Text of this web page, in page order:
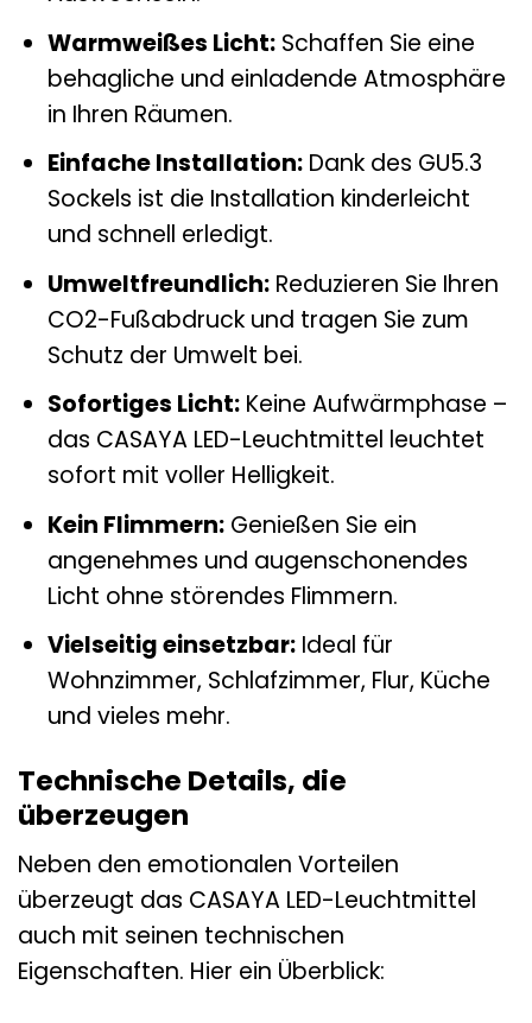
Warmweißes Licht:Schaffen Sie eine
behagliche und einladende Atmosphäre
in Ihren Räumen.
Einfache Installation:Dank des GU5.3
Sockels ist die Installation kinderleicht
und schnell erledigt.
Umweltfreundlich:Reduzieren Sie Ihren
CO2-Fußabdruck und tragen Sie zum
Schutz der Umwelt bei.
Sofortiges Licht:Keine Aufwärmphase –
das CASAYA LED-Leuchtmittel leuchtet
sofort mit voller Helligkeit.
Kein Flimmern:Genießen Sie ein
angenehmes und augenschonendes
Licht ohne störendes Flimmern.
Vielseitig einsetzbar:Ideal für
Wohnzimmer, Schlafzimmer, Flur, Küche
und vieles mehr.
Technische Details, die
überzeugen
Neben den emotionalen Vorteilen
überzeugt das CASAYA LED-Leuchtmittel
auch mit seinen technischen
Eigenschaften. Hier ein Überblick: